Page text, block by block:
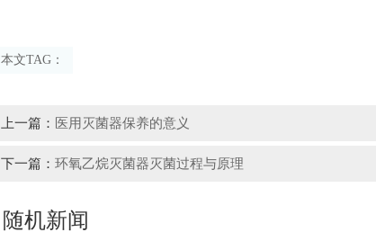
本文TAG：
上一篇： 医用灭菌器保养的意义
下一篇： 环氧乙烷灭菌器灭菌过程与原理
随机新闻